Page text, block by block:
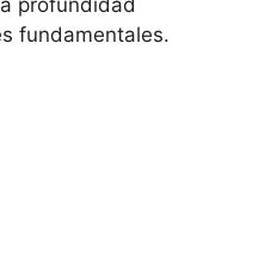
fundamentales.